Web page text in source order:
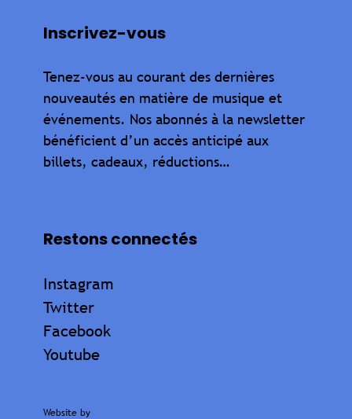
Inscrivez-vous
Tenez-vous au courant des dernières
nouveautés en matière de musique et
événements. Nos abonnés à la newsletter
bénéficient d’un accès anticipé aux
billets, cadeaux, réductions…
Restons connectés
Instagram
Twitter
Facebook
Youtube
Website by